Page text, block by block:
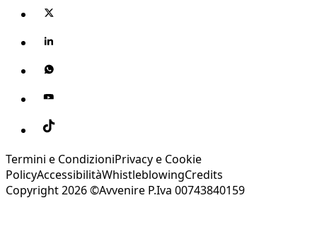
Termini e CondizioniPrivacy e Cookie
PolicyAccessibilitàWhistleblowingCredits
Copyright 2026 ©Avvenire P.Iva 00743840159